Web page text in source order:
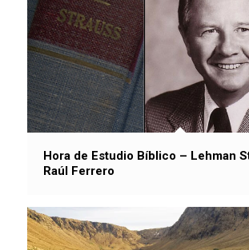
Hora de Estudio Bíblico – Lehman
Raúl Ferrero